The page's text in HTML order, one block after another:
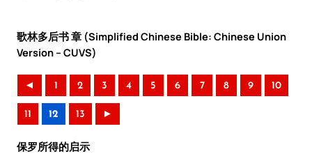
歌林多后书 章 (Simplified Chinese Bible: Chinese Union
Version – CUVS)
◄ 1 2 3 4 5 6 7 8 9 10
11 12 13 ►
保罗所得的启示